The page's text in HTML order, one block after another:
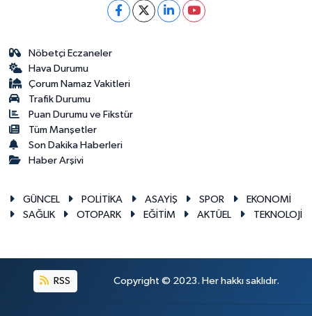
Nöbetçi Eczaneler
Hava Durumu
Çorum Namaz Vakitleri
Trafik Durumu
Puan Durumu ve Fikstür
Tüm Manşetler
Son Dakika Haberleri
Haber Arşivi
GÜNCEL POLİTİKA ASAYİŞ SPOR
EKONOMİ
SAĞLIK
OTOPARK EĞİTİM AKTÜEL TEKNOLOJİ
RSS Copyright © 2023. Her hakkı saklıdır.